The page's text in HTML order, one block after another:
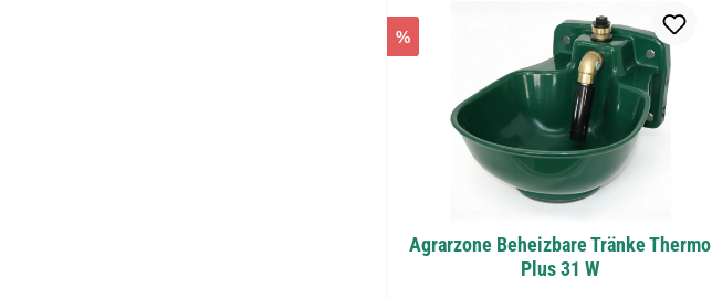
%
Agrarzone Beheizbare Tränke Thermo
Plus 31 W